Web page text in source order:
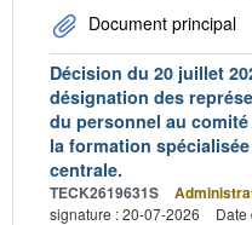
Document principal
Décision du 20 juillet
désignation des
du personnel au
la formation
centrale.
TECK2619631S
signature : 20-07-2026
Date